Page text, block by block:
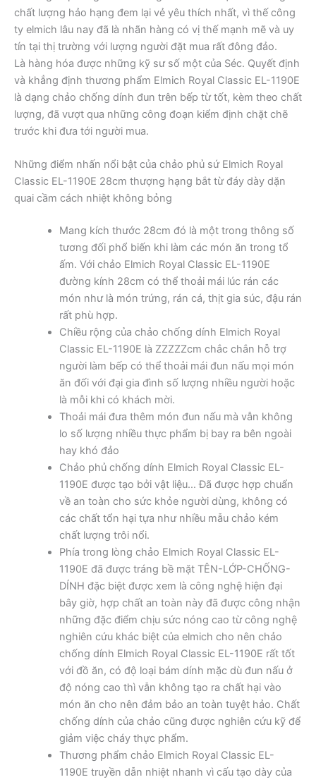
chất lượng hảo hạng đem lại vẻ yêu thích nhất, vì thế công
ty elmich lâu nay đã là nhãn hàng có vị thế mạnh mẽ và uy
tín tại thị trường với lượng người đặt mua rất đông đảo.
Là hàng hóa được những kỹ sư số một của Séc. Quyết định
và khẳng định thương phẩm Elmich Royal Classic EL-1190E
là dạng chảo chống dính đun trên bếp từ tốt, kèm theo chất
lượng, đã vượt qua những công đoạn kiểm định chặt chẽ
trước khi đưa tới người mua.
Những điểm nhấn nổi bật của chảo phủ sứ Elmich Royal
Classic EL-1190E 28cm thượng hạng bắt từ đáy dày dặn
quai cầm cách nhiệt không bỏng
Mang kích thước 28cm đó là một trong thông số
tương đối phổ biến khi làm các món ăn trong tổ
ấm. Với chảo Elmich Royal Classic EL-1190E
đường kính 28cm có thể thoải mái lúc rán các
món như là món trứng, rán cá, thịt gia súc, đậu rán
rất phù hợp.
Chiều rộng của chảo chống dính Elmich Royal
Classic EL-1190E là ZZZZZcm chắc chắn hỗ trợ
người làm bếp có thể thoải mái đun nấu mọi món
ăn đối với đại gia đình số lượng nhiều người hoặc
là mỗi khi có khách mời.
Thoải mái đưa thêm món đun nấu mà vẫn không
lo số lượng nhiều thực phẩm bị bay ra bên ngoài
hay khó đảo
Chảo phủ chống dính Elmich Royal Classic EL-
1190E được tạo bởi vật liệu… Đã được hợp chuẩn
về an toàn cho sức khỏe người dùng, không có
các chất tổn hại tựa như nhiều mẫu chảo kém
chất lượng trôi nổi.
Phía trong lòng chảo Elmich Royal Classic EL-
1190E đã được tráng bề mặt TÊN-LỚP-CHỐNG-
DÍNH đặc biệt được xem là công nghệ hiện đại
bây giờ, hợp chất an toàn này đã được công nhận
những đặc điểm chịu sức nóng cao từ công nghệ
nghiên cứu khác biệt của elmich cho nên chảo
chống dính Elmich Royal Classic EL-1190E rất tốt
với đồ ăn, có độ loại bám dính mặc dù đun nấu ở
độ nóng cao thì vẫn không tạo ra chất hại vào
món ăn cho nên đảm bảo an toàn tuyệt hảo. Chất
chống dính của chảo cũng được nghiên cứu kỹ để
giảm việc cháy thực phẩm.
Thương phẩm chảo Elmich Royal Classic EL-
1190E truyền dẫn nhiệt nhanh vì cấu tạo dày của